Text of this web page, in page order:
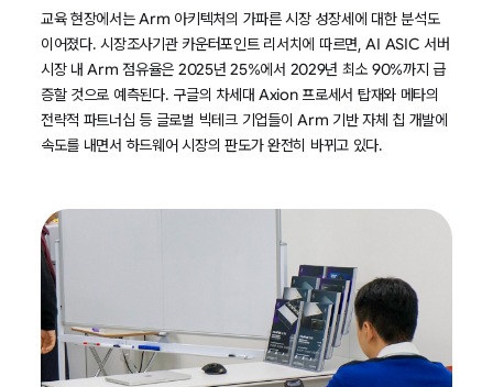
교육 현장에서는 Arm 아키텍처의 가파른 시장 성장세에 대한 분석도
이어졌다. 시장조사기관 카운터포인트 리서치에 따르면, AI ASIC 서버
시장 내 Arm 점유율은 2025년 25%에서 2029년 최소 90%까지 급
증할 것으로 예측된다. 구글의 차세대 Axion 프로세서 탑재와 메타의
전략적 파트너십 등 글로벌 빅테크 기업들이 Arm 기반 자체 칩 개발에
속도를 내면서 하드웨어 시장의 판도가 완전히 바뀌고 있다.